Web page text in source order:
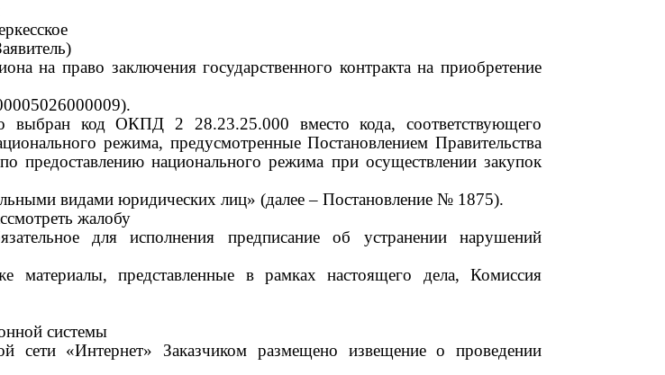
на право заключения государственного контракта на приобретение
.
выбран код ОКПД 2 28.23.25.000 вместо кода, соответствующего
режима, предусмотренныеПостановлением Правительства
предоставлению национального режима при осуществлении закупок
видами юридических лиц» (далее – Постановление № 1875).
жалобу
для исполнения предписание об устранении нарушений
представленные в рамках настоящего дела, Комиссия
системы
сети «Интернет» Заказчиком размещено извещение опроведении